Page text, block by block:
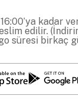
kadar
edilir.
süresi birkaç